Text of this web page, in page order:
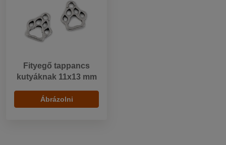
Fityegő tappancs
kutyáknak 11x13 mm
Ábrázolni